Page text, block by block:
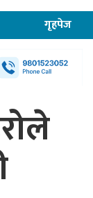
गृहपेज